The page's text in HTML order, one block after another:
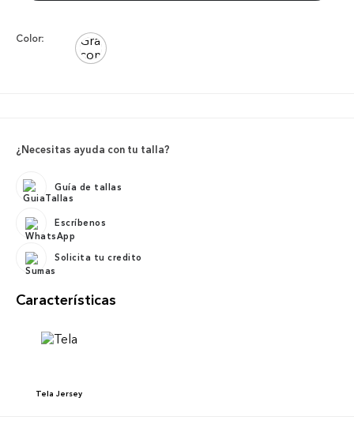
Color:
¿Necesitas ayuda con tu talla?
Guía de tallas
Escríbenos
Solicita tu credito
Características
Tela Jersey